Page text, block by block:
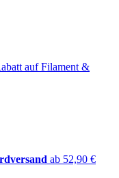
auf Filament &
ab 52,90 €